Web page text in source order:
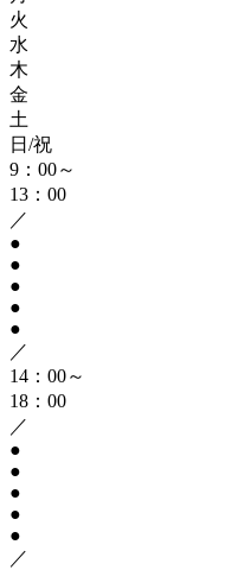
火
水
木
金
土
日/祝
9：00～
13：00
／
●
●
●
●
●
／
14：00～
18：00
／
●
●
●
●
●
／